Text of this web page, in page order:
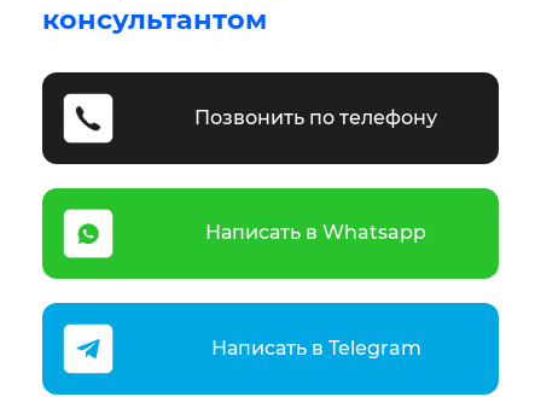
консультантом
Позвонить по телефону
Написать в Whatsapp
Написать в Telegram